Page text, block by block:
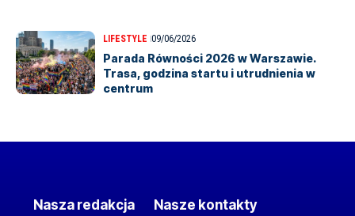
LIFESTYLE 09/06/2026
Parada Równości 2026 w Warszawie.
Trasa, godzina startu i utrudnienia w
centrum
Nasza redakcja Nasze kontakty